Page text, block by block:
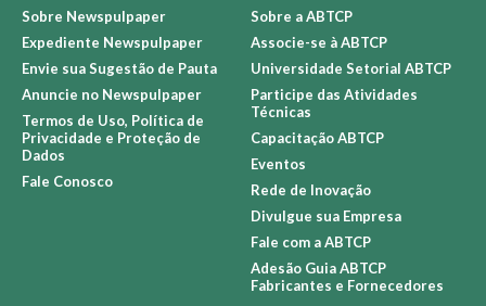
Sobre Newspulpaper
Expediente Newspulpaper
Envie sua Sugestão de Pauta
Anuncie no Newspulpaper
Termos de Uso, Política de
Privacidade e Proteção de
Dados
Fale Conosco
Sobre a ABTCP
Associe-se à ABTCP
Universidade Setorial ABTCP
Participe das Atividades
Técnicas
Capacitação ABTCP
Eventos
Rede de Inovação
Divulgue sua Empresa
Fale com a ABTCP
Adesão Guia ABTCP
Fabricantes e Fornecedores